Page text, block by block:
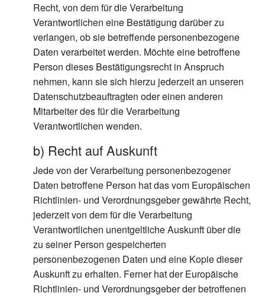
Recht, von dem für die Verarbeitung
Verantwortlichen eine Bestätigung darüber zu
verlangen, ob sie betreffende personenbezogene
Daten verarbeitet werden. Möchte eine betroffene
Person dieses Bestätigungsrecht in Anspruch
nehmen, kann sie sich hierzu jederzeit an unseren
Datenschutzbeauftragten oder einen anderen
Mitarbeiter des für die Verarbeitung
Verantwortlichen wenden.
b) Recht auf Auskunft
Jede von der Verarbeitung personenbezogener
Daten betroffene Person hat das vom Europäischen
Richtlinien- und Verordnungsgeber gewährte Recht,
jederzeit von dem für die Verarbeitung
Verantwortlichen unentgeltliche Auskunft über die
zu seiner Person gespeicherten
personenbezogenen Daten und eine Kopie dieser
Auskunft zu erhalten. Ferner hat der Europäische
Richtlinien- und Verordnungsgeber der betroffenen